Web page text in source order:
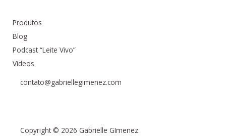
Produtos
Blog
Podcast “Leite Vivo”
Videos
contato@gabriellegimenez.com
Copyright © 2026 Gabrielle GImenez